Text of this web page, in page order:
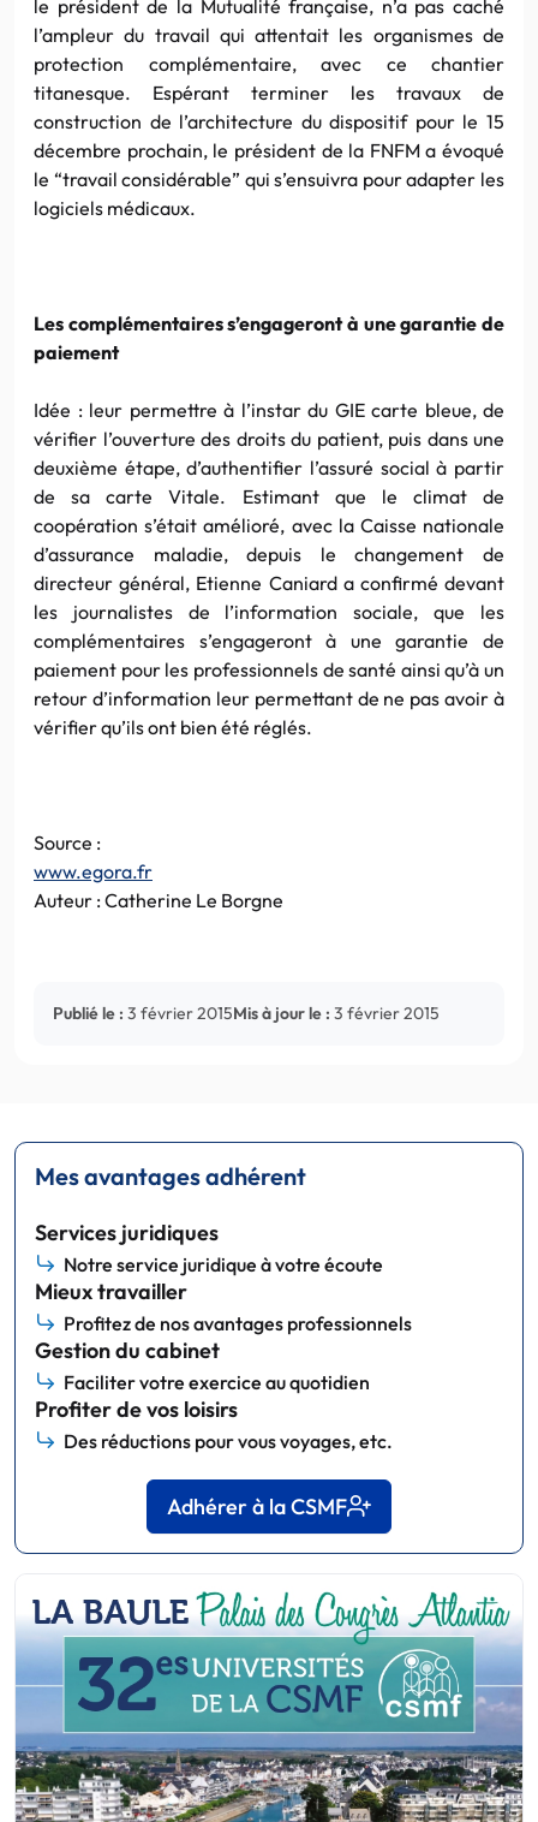
le président de la Mutualité française, n’a pas caché
l’ampleur du travail qui attentait les organismes de
protection complémentaire, avec ce chantier
titanesque. Espérant terminer les travaux de
construction de l’architecture du dispositif pour le 15
décembre prochain, le président de la FNFM a évoqué
le “travail considérable” qui s’ensuivra pour adapter les
logiciels médicaux.
Les complémentaires s’engageront à une garantie de
paiement
Idée : leur permettre à l’instar du GIE carte bleue, de
vérifier l’ouverture des droits du patient, puis dans une
deuxième étape, d’authentifier l’assuré social à partir
de sa carte Vitale. Estimant que le climat de
coopération s’était amélioré, avec la Caisse nationale
d’assurance maladie, depuis le changement de
directeur général, Etienne Caniard a confirmé devant
les journalistes de l’information sociale, que les
complémentaires s’engageront à une garantie de
paiement pour les professionnels de santé ainsi qu’à un
retour d’information leur permettant de ne pas avoir à
vérifier qu’ils ont bien été réglés.
Source :
www.egora.fr
Auteur : Catherine Le Borgne
Publié le : 3 février 2015Mis à jour le : 3 février 2015
Mes avantages adhérent
Services juridiques
Notre service juridique à votre écoute
Mieux travailler
Profitez de nos avantages professionnels
Gestion du cabinet
Faciliter votre exercice au quotidien
Profiter de vos loisirs
Des réductions pour vous voyages, etc.
Adhérer à la CSMF